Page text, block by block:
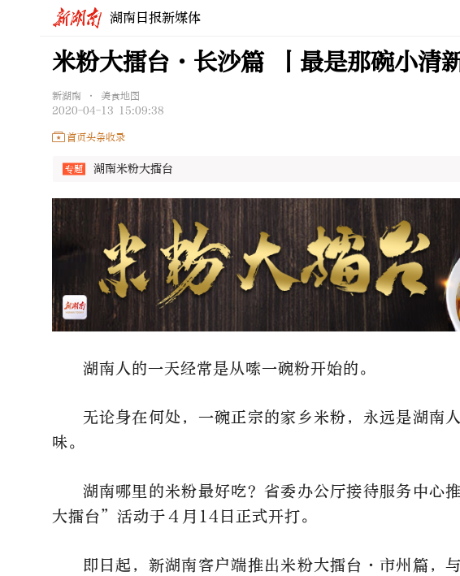
湖南日报新媒体
米粉大擂台·长沙篇 丨最是那碗小清
新湖南 • 美食地图
2020-04-13 15:09:38
首页头条收录
湖南米粉大擂台
湖南人的一天经常是从嗦一碗粉开始的。
无论身在何处，一碗正宗的家乡米粉，永远是湖南
味。
湖南哪里的米粉最好吃？ 省委办公厅接待服务中心
大擂台”活动于４月14日正式开打。
即日起，新湖南客户端推出米粉大擂台·市州篇，